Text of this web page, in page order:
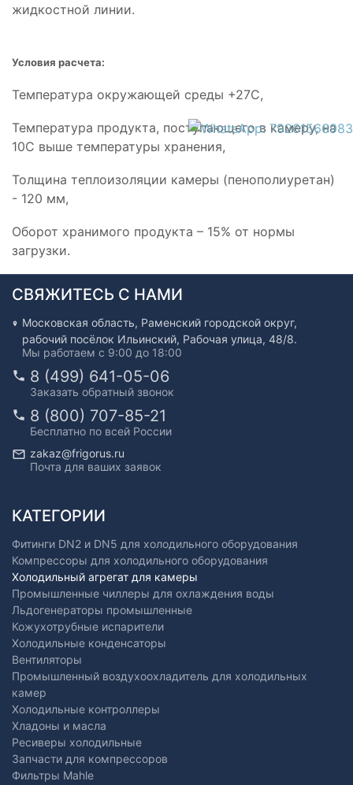
жидкостной линии.
Условия расчета:
Температура окружающей среды +27С,
Температура продукта, поступающего в камеру, на
10С выше температуры хранения,
Толщина теплоизоляции камеры (пенополиуретан)
- 120 мм,
Оборот хранимого продукта – 15% от нормы
загрузки.
СВЯЖИТЕСЬ С НАМИ
Московская область, Раменский городской округ,
рабочий посёлок Ильинский, Рабочая улица, 48/8.
Мы работаем с 9:00 до 18:00
8 (499) 641-05-06
Заказать обратный звонок
8 (800) 707-85-21
Бесплатно по всей России
zakaz@frigorus.ru
Почта для ваших заявок
КАТЕГОРИИ
Фитинги DN2 и DN5 для холодильного оборудования
Компрессоры для холодильного оборудования
Холодильный агрегат для камеры
Промышленные чиллеры для охлаждения воды
Льдогенераторы промышленные
Кожухотрубные испарители
Холодильные конденсаторы
Вентиляторы
Промышленный воздухоохладитель для холодильных
камер
Холодильные контроллеры
Хладоны и масла
Ресиверы холодильные
Запчасти для компрессоров
Фильтры Mahle